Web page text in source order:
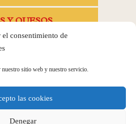
el consentimiento de
sitio web y nuestro servicio.
las cookies
Denegar
Y QUESOS
TERCIO
DE FRITOS